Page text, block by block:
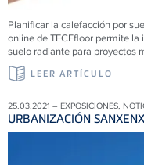
Planificar la calefacción por
online de TECEfloor permite
suelo radiante para proyectos
LEER ARTÍCULO
25.03.2021 – EXPOSICIONES,
URBANIZACIÓN